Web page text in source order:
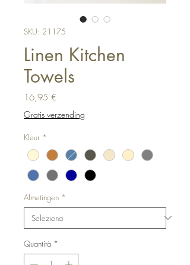
SKU: 21175
Linen Kitchen
Towels
16,95 €Prezzo
Gratis verzending
Kleur *
Afmetingen *
Quantità *